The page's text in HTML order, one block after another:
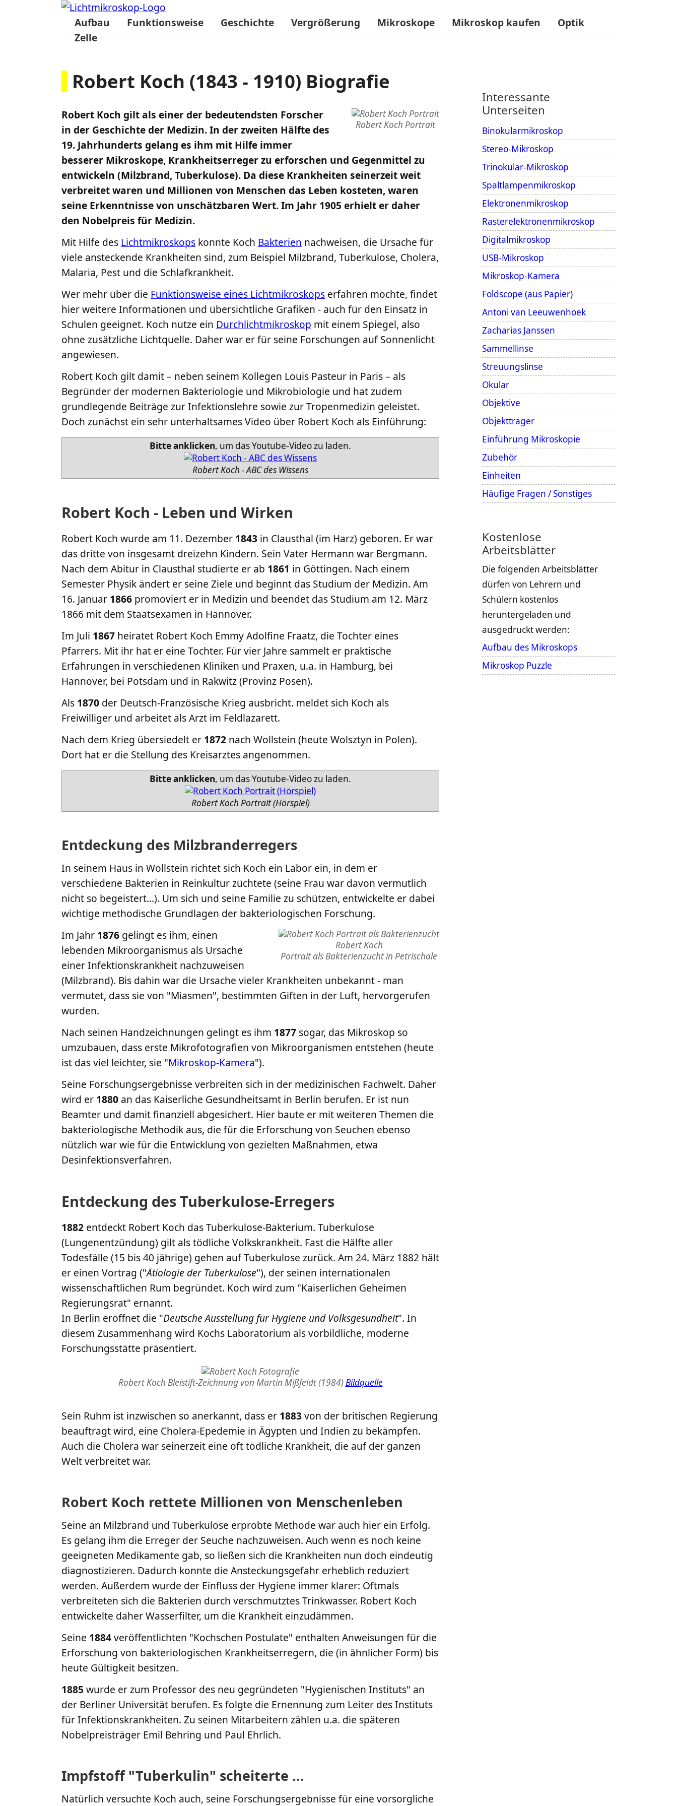
Aufbau Funktionsweise Geschichte Vergrößerung Mikroskope Mikroskop kaufen
Optik
Zelle
Robert Koch (1843 - 1910) Biografie
Robert Koch Portrait
Robert Koch gilt als einer der bedeutendsten Forscher
in der Geschichte der Medizin. In der zweiten Hälfte des
19. Jahrhunderts gelang es ihm mit Hilfe immer
besserer Mikroskope, Krankheitserreger zu erforschen und Gegenmittel zu
entwickeln (Milzbrand, Tuberkulose). Da diese Krankheiten seinerzeit weit
verbreitet waren und Millionen von Menschen das Leben kosteten, waren
seine Erkenntnisse von unschätzbaren Wert. Im Jahr 1905 erhielt er daher
den Nobelpreis für Medizin.
Mit Hilfe des Lichtmikroskops konnte Koch Bakterien nachweisen, die Ursache für
viele ansteckende Krankheiten sind, zum Beispiel Milzbrand, Tuberkulose, Cholera,
Malaria, Pest und die Schlafkrankheit.
Wer mehr über die Funktionsweise eines Lichtmikroskops erfahren möchte, findet
hier weitere Informationen und übersichtliche Grafiken - auch für den Einsatz in
Schulen geeignet. Koch nutze ein Durchlichtmikroskop mit einem Spiegel, also
ohne zusätzliche Lichtquelle. Daher war er für seine Forschungen auf Sonnenlicht
angewiesen.
Robert Koch gilt damit – neben seinem Kollegen Louis Pasteur in Paris – als
Begründer der modernen Bakteriologie und Mikrobiologie und hat zudem
grundlegende Beiträge zur Infektionslehre sowie zur Tropenmedizin geleistet.
Doch zunächst ein sehr unterhaltsames Video über Robert Koch als Einführung:
Bitte anklicken, um das Youtube-Video zu laden.
Robert Koch - ABC des Wissens
Robert Koch - Leben und Wirken
Robert Koch wurde am 11. Dezember 1843 in Clausthal (im Harz) geboren. Er war
das dritte von insgesamt dreizehn Kindern. Sein Vater Hermann war Bergmann.
Nach dem Abitur in Clausthal studierte er ab 1861 in Göttingen. Nach einem
Semester Physik ändert er seine Ziele und beginnt das Studium der Medizin. Am
16. Januar 1866 promoviert er in Medizin und beendet das Studium am 12. März
1866 mit dem Staatsexamen in Hannover.
Im Juli 1867 heiratet Robert Koch Emmy Adolfine Fraatz, die Tochter eines
Pfarrers. Mit ihr hat er eine Tochter. Für vier Jahre sammelt er praktische
Erfahrungen in verschiedenen Kliniken und Praxen, u.a. in Hamburg, bei
Hannover, bei Potsdam und in Rakwitz (Provinz Posen).
Als 1870 der Deutsch-Französische Krieg ausbricht. meldet sich Koch als
Freiwilliger und arbeitet als Arzt im Feldlazarett.
Nach dem Krieg übersiedelt er 1872 nach Wollstein (heute Wolsztyn in Polen).
Dort hat er die Stellung des Kreisarztes angenommen.
Bitte anklicken, um das Youtube-Video zu laden.
Robert Koch Portrait (Hörspiel)
Entdeckung des Milzbranderregers
In seinem Haus in Wollstein richtet sich Koch ein Labor ein, in dem er
verschiedene Bakterien in Reinkultur züchtete (seine Frau war davon vermutlich
nicht so begeistert...). Um sich und seine Familie zu schützen, entwickelte er dabei
wichtige methodische Grundlagen der bakteriologischen Forschung.
Robert Koch
Portrait als Bakterienzucht in Petrischale
Im Jahr 1876 gelingt es ihm, einen
lebenden Mikroorganismus als Ursache
einer Infektionskrankheit nachzuweisen
(Milzbrand). Bis dahin war die Ursache vieler Krankheiten unbekannt - man
vermutet, dass sie von "Miasmen", bestimmten Giften in der Luft, hervorgerufen
wurden.
Nach seinen Handzeichnungen gelingt es ihm 1877 sogar, das Mikroskop so
umzubauen, dass erste Mikrofotografien von Mikroorganismen entstehen (heute
ist das viel leichter, sie "Mikroskop-Kamera").
Seine Forschungsergebnisse verbreiten sich in der medizinischen Fachwelt. Daher
wird er 1880 an das Kaiserliche Gesundheitsamt in Berlin berufen. Er ist nun
Beamter und damit finanziell abgesichert. Hier baute er mit weiteren Themen die
bakteriologische Methodik aus, die für die Erforschung von Seuchen ebenso
nützlich war wie für die Entwicklung von gezielten Maßnahmen, etwa
Desinfektionsverfahren.
Entdeckung des Tuberkulose-Erregers
1882 entdeckt Robert Koch das Tuberkulose-Bakterium. Tuberkulose
(Lungenentzündung) gilt als tödliche Volkskrankheit. Fast die Hälfte aller
Todesfälle (15 bis 40 jährige) gehen auf Tuberkulose zurück. Am 24. März 1882 hält
er einen Vortrag ("Ätiologie der Tuberkulose"), der seinen internationalen
wissenschaftlichen Rum begründet. Koch wird zum "Kaiserlichen Geheimen
Regierungsrat" ernannt.
In Berlin eröffnet die "Deutsche Ausstellung für Hygiene und Volksgesundheit". In
diesem Zusammenhang wird Kochs Laboratorium als vorbildliche, moderne
Forschungsstätte präsentiert.
Robert Koch Bleistift-Zeichnung von Martin Mißfeldt (1984)Bildquelle
Sein Ruhm ist inzwischen so anerkannt, dass er 1883von der britischen Regierung
beauftragt wird, eine Cholera-Epedemie in Ägypten und Indien zu bekämpfen.
Auch die Cholera war seinerzeit eine oft tödliche Krankheit, die auf der ganzen
Welt verbreitet war.
Robert Koch rettete Millionen von Menschenleben
Seine an Milzbrand und Tuberkulose erprobte Methode war auch hier ein Erfolg.
Es gelang ihm die Erreger der Seuche nachzuweisen. Auch wenn es noch keine
geeigneten Medikamente gab, so ließen sich die Krankheiten nun doch eindeutig
diagnostizieren. Dadurch konnte die Ansteckungsgefahr erheblich reduziert
werden. Außerdem wurde der Einfluss der Hygiene immer klarer: Oftmals
verbreiteten sich die Bakterien durch verschmutztes Trinkwasser. Robert Koch
entwickelte daher Wasserfilter, um die Krankheit einzudämmen.
Seine 1884veröffentlichten "Kochschen Postulate" enthalten Anweisungen für die
Erforschung von bakteriologischen Krankheitserregern, die (in ähnlicher Form) bis
heute Gültigkeit besitzen.
1885 wurde er zum Professor des neu gegründeten "Hygienischen Instituts" an
der Berliner Universität berufen. Es folgte die Ernennung zum Leiter des Instituts
für Infektionskrankheiten. Zu seinen Mitarbeitern zählen u.a. die späteren
Nobelpreisträger Emil Behring und Paul Ehrlich.
Impfstoff "Tuberkulin" scheiterte ...
Natürlich versuchte Koch auch, seine Forschungsergebnisse für eine vorsorgliche
Interessante
Unterseiten
Binokularmikroskop
Stereo-Mikroskop
Trinokular-Mikroskop
Spaltlampenmikroskop
Elektronenmikroskop
Rasterelektronenmikroskop
Digitalmikroskop
USB-Mikroskop
Mikroskop-Kamera
Foldscope (aus Papier)
Antoni van Leeuwenhoek
Zacharias Janssen
Sammellinse
Streuungslinse
Okular
Objektive
Objektträger
Einführung Mikroskopie
Zubehör
Einheiten
Häufige Fragen / Sonstiges
Kostenlose
Arbeitsblätter
Die folgenden Arbeitsblätter
dürfen von Lehrern und
Schülern kostenlos
heruntergeladen und
ausgedruckt werden:
Aufbau des Mikroskops
Mikroskop Puzzle